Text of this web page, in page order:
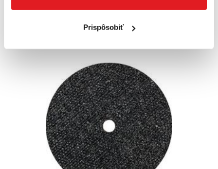
Prispôsobiť
Cena je informatívna, pre individuálnu cenu a nákup sa